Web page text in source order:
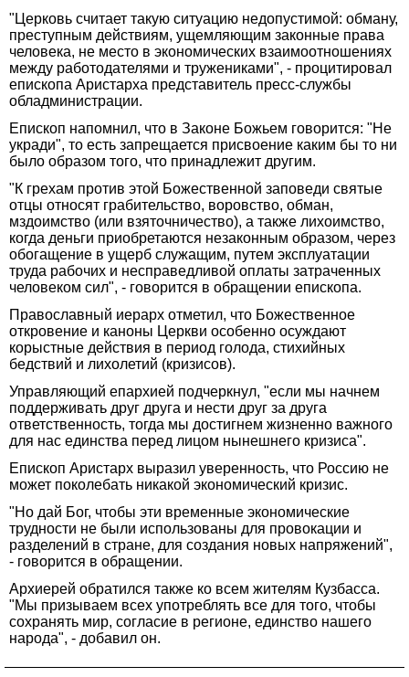
"Церковь считает такую ситуацию недопустимой: обману,
преступным действиям, ущемляющим законные права
человека, не место в экономических взаимоотношениях
между работодателями и тружениками", - процитировал
епископа Аристарха представитель пресс-службы
обладминистрации.
Епископ напомнил, что в Законе Божьем говорится: "Не
укради", то есть запрещается присвоение каким бы то ни
было образом того, что принадлежит другим.
"К грехам против этой Божественной заповеди святые
отцы относят грабительство, воровство, обман,
мздоимство (или взяточничество), а также лихоимство,
когда деньги приобретаются незаконным образом, через
обогащение в ущерб служащим, путем эксплуатации
труда рабочих и несправедливой оплаты затраченных
человеком сил", - говорится в обращении епископа.
Православный иерарх отметил, что Божественное
откровение и каноны Церкви особенно осуждают
корыстные действия в период голода, стихийных
бедствий и лихолетий (кризисов).
Управляющий епархией подчеркнул, "если мы начнем
поддерживать друг друга и нести друг за друга
ответственность, тогда мы достигнем жизненно важного
для нас единства перед лицом нынешнего кризиса".
Епископ Аристарх выразил уверенность, что Россию не
может поколебать никакой экономический кризис.
"Но дай Бог, чтобы эти временные экономические
трудности не были использованы для провокации и
разделений в стране, для создания новых напряжений",
- говорится в обращении.
Архиерей обратился также ко всем жителям Кузбасса.
"Мы призываем всех употреблять все для того, чтобы
сохранять мир, согласие в регионе, единство нашего
народа", - добавил он.